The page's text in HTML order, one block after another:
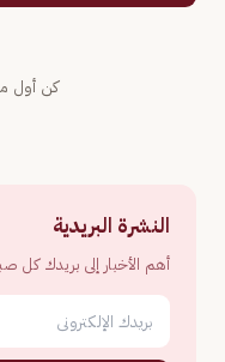
كن أول
النشرة البريدية
أهم الأخبار إلى بريدك كل